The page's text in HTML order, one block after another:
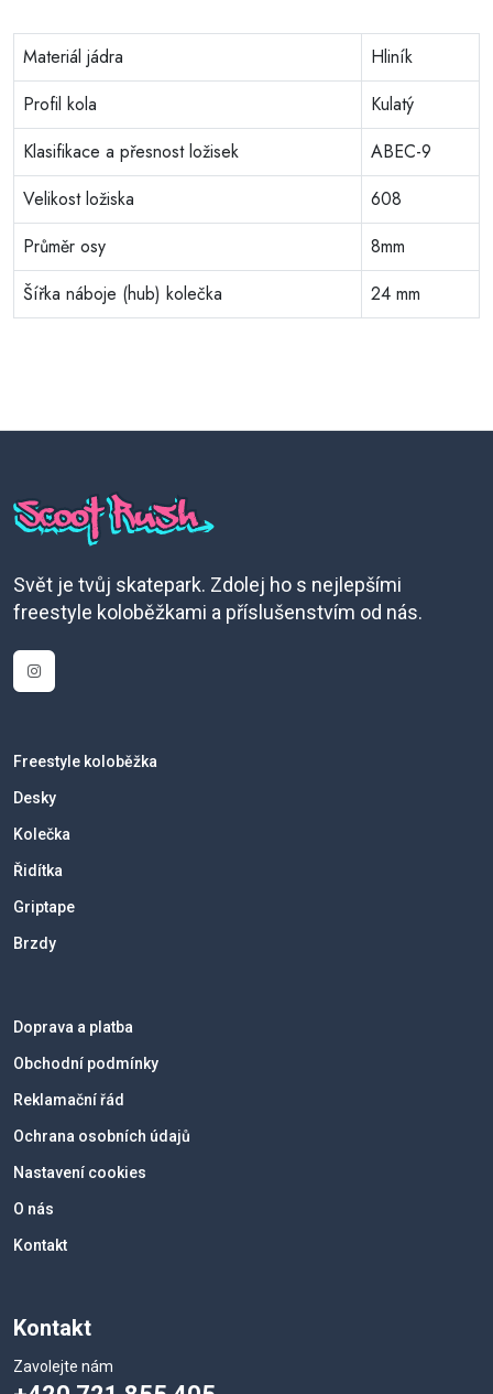
Materiál jádra
Hliník
Profil kola
Kulatý
Klasifikace a přesnost ložisek
ABEC-9
Velikost ložiska
608
Průměr osy
8mm
Šířka náboje (hub) kolečka
24 mm
Svět je tvůj skatepark. Zdolej ho s nejlepšími
freestyle koloběžkami a příslušenstvím od nás.
Freestyle koloběžka
Desky
Kolečka
Řidítka
Griptape
Brzdy
Doprava a platba
Obchodní podmínky
Reklamační řád
Ochrana osobních údajů
Nastavení cookies
O nás
Kontakt
Kontakt
Zavolejte nám